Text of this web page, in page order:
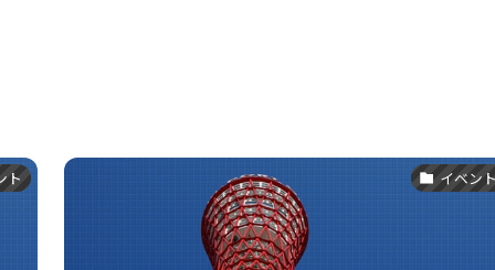
ト イベン